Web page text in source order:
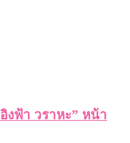
งฟ้า วราหะ” หน้า